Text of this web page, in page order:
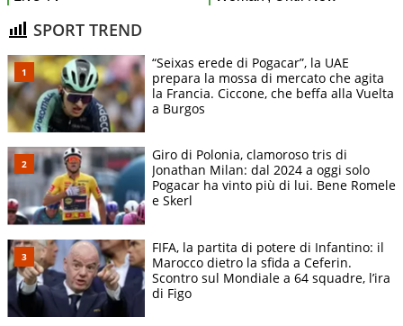
SPORT TREND
“Seixas erede di Pogacar”, la UAE
prepara la mossa di mercato che agita
la Francia. Ciccone, che beffa alla Vuelta
a Burgos
Giro di Polonia, clamoroso tris di
Jonathan Milan: dal 2024 a oggi solo
Pogacar ha vinto più di lui. Bene Romele
e Skerl
FIFA, la partita di potere di Infantino: il
Marocco dietro la sfida a Ceferin.
Scontro sul Mondiale a 64 squadre, l’ira
di Figo